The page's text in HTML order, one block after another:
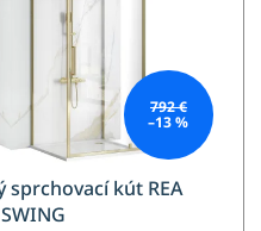
792 €
–13 %
sprchovací kút REA